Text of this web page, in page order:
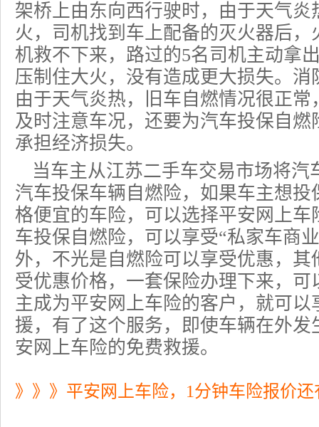
架桥上由东向西行驶时，由于天气
火，司机找到车上配备的灭火器后
机救不下来，路过的5名司机主动拿
压制住大火，没有造成更大损失。
由于天气炎热，旧车自燃情况很正
及时注意车况，还要为汽车投保自
承担经济损失。
当车主从江苏二手车交易市场将汽
汽车投保车辆自燃险，如果车主想
格便宜的车险，可以选择平安网上车
车投保自燃险，可以享受“私家车商
外，不光是自燃险可以享受优惠，其
受优惠价格，一套保险办理下来，
主成为平安网上车险的客户，就可以
援，有了这个服务，即使车辆在外
安网上车险的免费救援。
》》》平安网上车险，1分钟车险报价